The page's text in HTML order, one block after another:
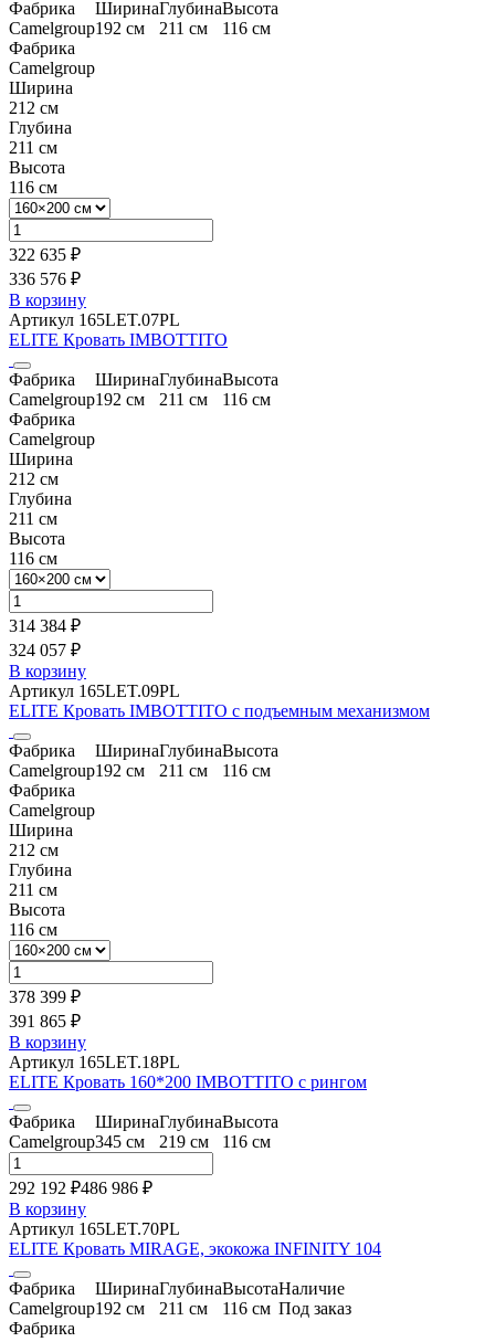
Фабрика
Camelgroup
Ширина
192 см
Глубина
211 см
Высота
116 см
Фабрика
Camelgroup
Ширина
212 см
Глубина
211 см
Высота
116 см
322 635 ₽
336 576 ₽
В корзину
Артикул 165LET.07PL
ELITE Кровать IMBOTTITO
Фабрика
Camelgroup
Ширина
192 см
Глубина
211 см
Высота
116 см
Фабрика
Camelgroup
Ширина
212 см
Глубина
211 см
Высота
116 см
314 384 ₽
324 057 ₽
В корзину
Артикул 165LET.09PL
ELITE Кровать IMBOTTITO с подъемным механизмом
Фабрика
Camelgroup
Ширина
192 см
Глубина
211 см
Высота
116 см
Фабрика
Camelgroup
Ширина
212 см
Глубина
211 см
Высота
116 см
378 399 ₽
391 865 ₽
В корзину
Артикул 165LET.18PL
ELITE Кровать 160*200 IMBOTTITO с рингом
Фабрика
Camelgroup
Ширина
345 см
Глубина
219 см
Высота
116 см
292 192 ₽486 986 ₽
В корзину
Артикул 165LET.70PL
ELITE Кровать MIRAGE, экокожа INFINITY 104
Фабрика
Camelgroup
Ширина
192 см
Глубина
211 см
Высота
116 см
Наличие
Под заказ
Фабрика